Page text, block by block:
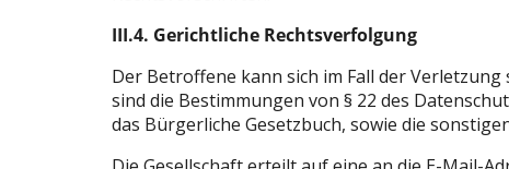
III.4. Gerichtliche Rechtsverfolgung
Der Betroffene kann sich im Fall der
sind die Bestimmungen von § 22 des
das Bürgerliche Gesetzbuch, sowie die